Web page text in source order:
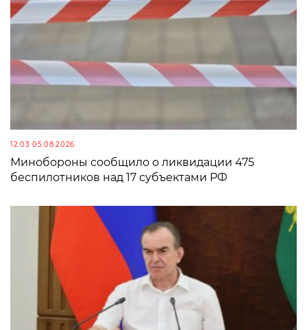
12:03 05.08.2026
Минобороны сообщило о ликвидации 475
беспилотников над 17 субъектами РФ